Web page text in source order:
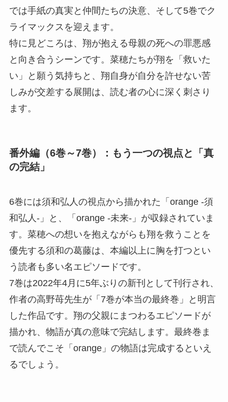
では手紙の真実と仲間たちの決意、そして5巻でク
ライマックスを迎えます。
特に見どころは、翔が抱える母親の死への罪悪感
と向き合うシーンです。菜穂たちが翔を「救いた
い」と願う気持ちと、翔自身が自分を許せない苦
しみが交差する展開は、読む者の心に深く刺さり
ます。
番外編（6巻～7巻）：もう一つの視点と「真
の完結」
6巻には須和弘人の視点から描かれた「orange -須
和弘人-」と、「orange -未来-」が収録されていま
す。菜穂への想いを抱えながらも翔を救うことを
優先する須和の葛藤は、本編以上に胸を打つとい
う読者も多い名エピソードです。
7巻は2022年4月に5年ぶりの新刊として刊行され、
作者の高野苺先生が「7巻が本当の最終巻」と明言
した作品です。翔の父親にまつわるエピソードが
描かれ、物語が真の意味で完結します。最終巻ま
で読んでこそ「orange」の物語は完成するといえ
るでしょう。